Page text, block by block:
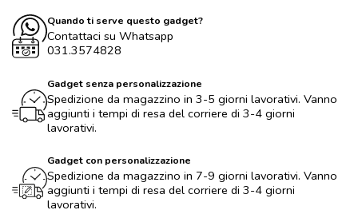
Quando ti serve questo gadget?
Contattaci su Whatsapp
031.3574828
Gadget senza personalizzazione
Spedizione da magazzino in 3-5 giorni lavorativi. Vanno
aggiunti i tempi di resa del corriere di 3-4 giorni
lavorativi.
Gadget con personalizzazione
Spedizione da magazzino in 7-9 giorni lavorativi. Vanno
aggiunti i tempi di resa del corriere di 3-4 giorni
lavorativi.